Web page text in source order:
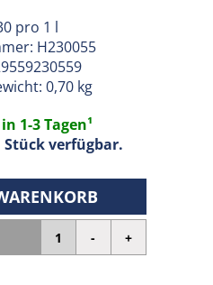
pro 1 l
H230055
0,70 kg
1-3 Tagen¹
Stück verfügbar.